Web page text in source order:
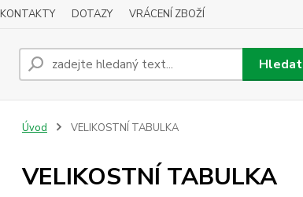
KONTAKTY DOTAZY VRÁCENÍ ZBOŽÍ
Hledat
Úvod VELIKOSTNÍ TABULKA
VELIKOSTNÍ TABULKA